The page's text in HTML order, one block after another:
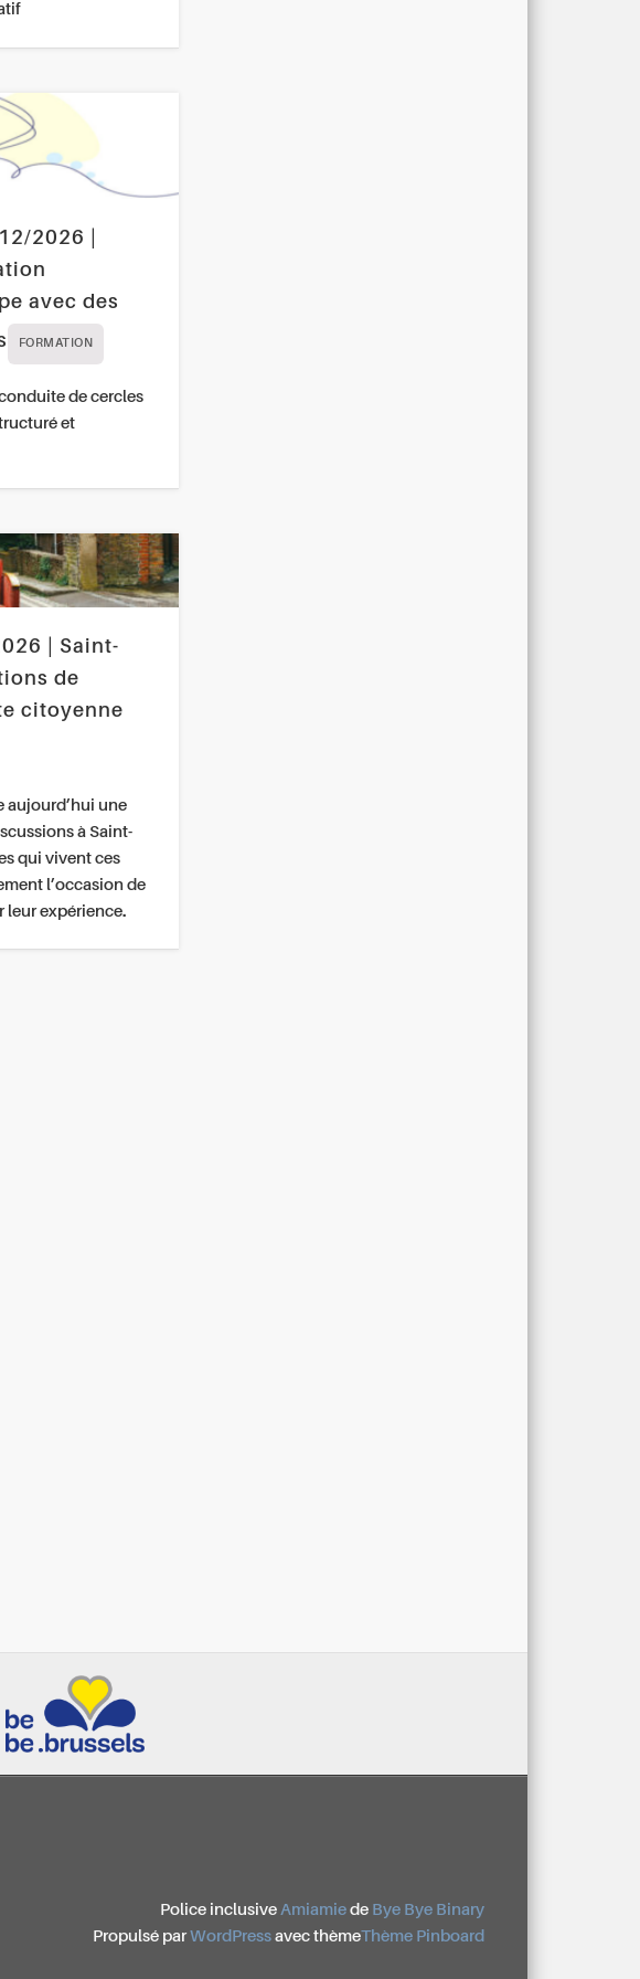
2026 |
avec des
FORMATION
de cercles
et
| Saint-
de
citoyenne
aujourd’hui une
à Saint-
qui vivent ces
l’occasion de
leur expérience.
Police inclusive Amiamiede Bye Bye Binary
Propulsé par WordPressavec thèmeThème Pinboard